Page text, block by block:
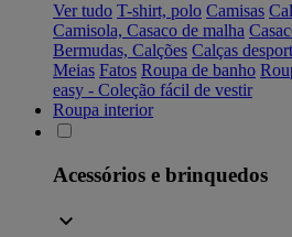
Ver tudo T-shirt, polo Camisas
Camisola, Casaco de malha
Bermudas, Calções Calças
Meias Fatos Roupa de banho
easy - Coleção fácil de vestir
Roupa interior
Acessórios e brinquedos